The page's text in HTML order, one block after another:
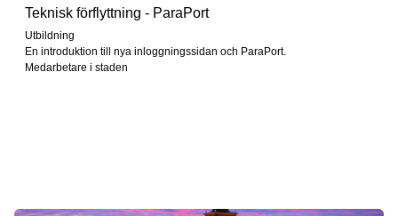
Teknisk förflyttning - ParaPort
Utbildning
En introduktion till nya inloggningssidan och ParaPort.
Medarbetare i staden